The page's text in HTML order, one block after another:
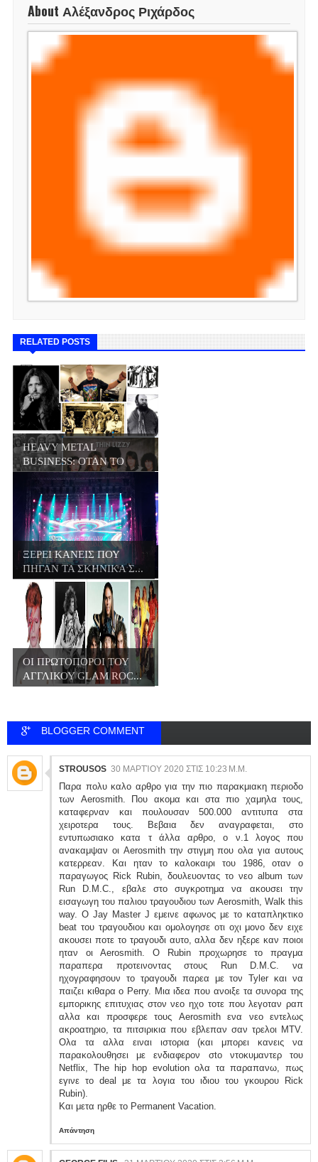
About Αλέξανδρος Ριχάρδος
RELATED POSTS
HEAVY METAL
BUSINESS: ΟΤΑΝ ΤΟ
META...
ΞΕΡΕΙ ΚΑΝΕΙΣ ΠΟΥ
ΠΗΓΑΝ ΤΑ ΣΚΗΝΙΚΑ Σ...
ΟΙ ΠΡΩΤΟΠΟΡΟΙ ΤΟΥ
ΑΓΓΛΙΚΟΥ GLAM ROC...
BLOGGER COMMENT
STROUSOS 30 ΜΑΡΤΊΟΥ 2020 ΣΤΙΣ 10:23 Μ.Μ.
Παρα πολυ καλο αρθρο για την πιο παρακμιακη περιοδο
των Aerosmith. Που ακομα και στα πιο χαμηλα τους,
καταφερναν και πουλουσαν 500.000 αντιτυπα στα
χειροτερα τους. Βεβαια δεν αναγραφεται, στο
εντυπωσιακο κατα τ άλλα αρθρο, ο ν.1 λογος που
ανακαμψαν οι Aerosmith την στιγμη που ολα για αυτους
κατερρεαν. Και ηταν το καλοκαιρι του 1986, οταν ο
παραγωγος Rick Rubin, δουλευοντας το νεο album των
Run D.M.C., εβαλε στο συγκροτημα να ακουσει την
εισαγωγη του παλιου τραγουδιου των Aerosmith, Walk this
way. Ο Jay Master J εμεινε αφωνος με το καταπληκτικο
beat του τραγουδιου και ομολογησε οτι οχι μονο δεν ειχε
ακουσει ποτε το τραγουδι αυτο, αλλα δεν ηξερε καν ποιοι
ηταν οι Aerosmith. Ο Rubin προχωρησε το πραγμα
παραπερα προτεινοντας στους Run D.M.C. να
ηχογραφησουν τo τραγουδι παρεα με τον Tyler και να
παιζει κιθαρα ο Perry. Μια ιδεα που ανοιξε τα συνορα της
εμπορικης επιτυχιας στον νεο ηχο τοτε που λεγοταν ραπ
αλλα και προσφερε τους Aerosmith ενα νεο εντελως
ακροατηριο, τα πιτσιρικια που εβλεπαν σαν τρελοι MTV.
Ολα τα αλλα ειναι ιστορια (και μπορει κανεις να
παρακολουθησει με ενδιαφερον σto ντοκυμαντερ του
Netflix, The hip hop evolution ολα τα παραπανω, πως
εγινε το deal με τα λογια του ιδιου του γκουρου Rick
Rubin).
Και μετα ηρθε το Permanent Vacation.
Απάντηση